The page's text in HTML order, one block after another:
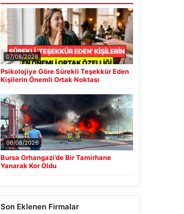
07/08/2026
Psikolojiye Göre Sürekli Teşekkür Eden
Kişilerin Önemli Ortak Noktası
06/08/2026
Bursa Orhangazi’de Bir Tamirhane
Yanarak Kor Oldu
Son Eklenen Firmalar